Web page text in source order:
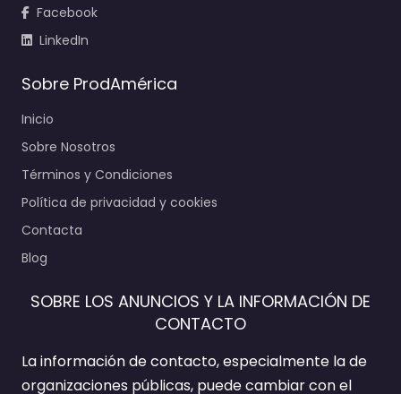
Facebook
LinkedIn
Sobre ProdAmérica
Inicio
Sobre Nosotros
Términos y Condiciones
Política de privacidad y cookies
Contacta
Blog
SOBRE LOS ANUNCIOS Y LA INFORMACIÓN DE
CONTACTO
La información de contacto, especialmente la de
organizaciones públicas, puede cambiar con el